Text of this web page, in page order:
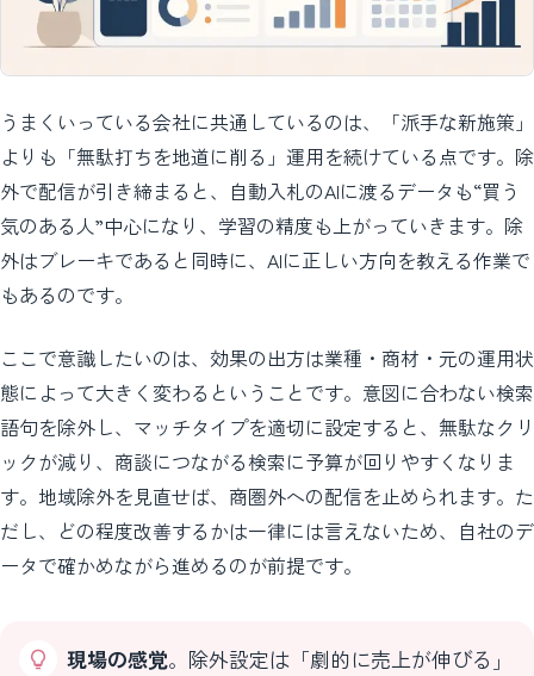
うまくいっている会社に共通しているのは、「派手な新施策」
よりも「無駄打ちを地道に削る」運用を続けている点です。除
外で配信が引き締まると、自動入札のAIに渡るデータも“買う
気のある人”中心になり、学習の精度も上がっていきます。除
外はブレーキであると同時に、AIに正しい方向を教える作業で
もあるのです。
ここで意識したいのは、効果の出方は業種・商材・元の運用状
態によって大きく変わるということです。意図に合わない検索
語句を除外し、マッチタイプを適切に設定すると、無駄なクリ
ックが減り、商談につながる検索に予算が回りやすくなりま
す。地域除外を見直せば、商圏外への配信を止められます。た
だし、どの程度改善するかは一律には言えないため、自社のデ
ータで確かめながら進めるのが前提です。
現場の感覚。除外設定は「劇的に売上が伸びる」